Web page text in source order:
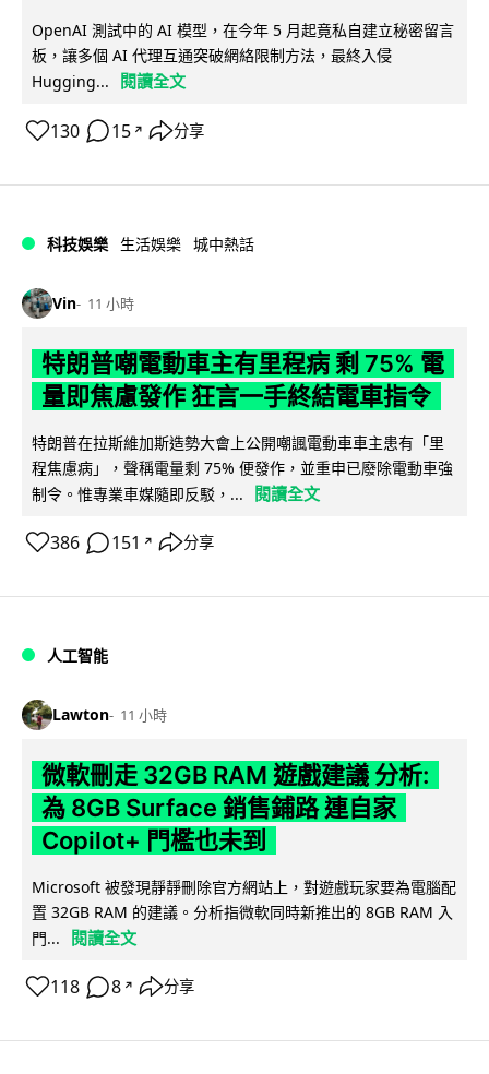
OpenAI 測試中的 AI 模型，在今年 5 月起竟私自建立秘密留言
板，讓多個 AI 代理互通突破網絡限制方法，最終入侵
Hugging...
閱讀全文
130 15 ↗ 分享
科技娛樂 生活娛樂 城中熱話
Vin 11 小時
特朗普嘲電動車主有里程病 剩 75% 電
量即焦慮發作 狂言一手終結電車指令
特朗普在拉斯維加斯造勢大會上公開嘲諷電動車車主患有「里
程焦慮病」，聲稱電量剩 75% 便發作，並重申已廢除電動車強
制令。惟專業車媒隨即反駁，...
閱讀全文
386 151 ↗ 分享
人工智能
Lawton 11 小時
微軟刪走 32GB RAM 遊戲建議 分析:
為 8GB Surface 銷售鋪路 連自家
Copilot+ 門檻也未到
Microsoft 被發現靜靜刪除官方網站上，對遊戲玩家要為電腦配
置 32GB RAM 的建議。分析指微軟同時新推出的 8GB RAM 入
門...
閱讀全文
118 8 ↗ 分享